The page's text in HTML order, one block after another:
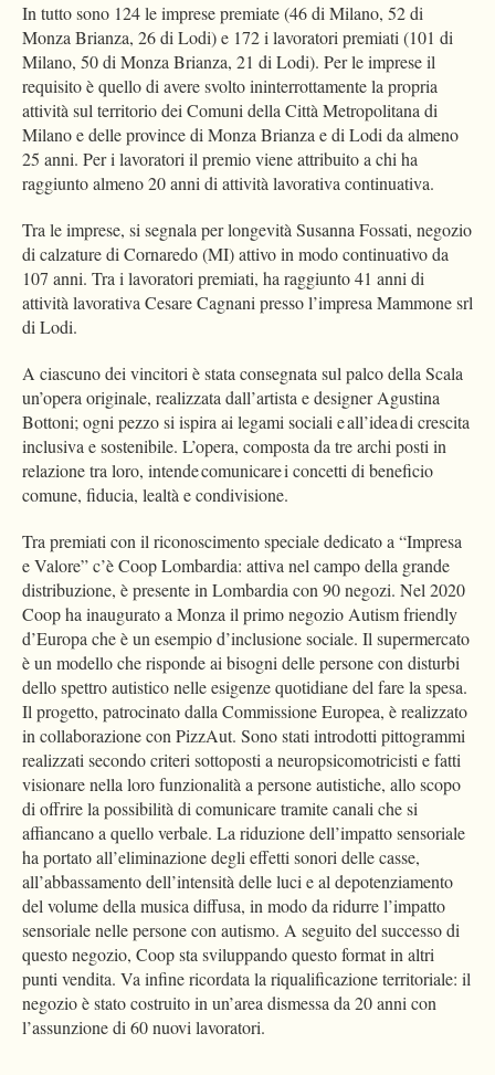
In tutto sono 124 le imprese premiate (46 di Milano, 52 di
Monza Brianza, 26 di Lodi) e 172 i lavoratori premiati (101 di
Milano, 50 di Monza Brianza, 21 di Lodi). Per le imprese il
requisito è quello di avere svolto ininterrottamente la propria
attività sul territorio dei Comuni della Città Metropolitana di
Milano e delle province di Monza Brianza e di Lodi da almeno
25 anni. Per i lavoratori il premio viene attribuito a chi ha
raggiunto almeno 20 anni di attività lavorativa continuativa.
Tra le imprese, si segnala per longevità Susanna Fossati, negozio
di calzature di Cornaredo (MI) attivo in modo continuativo da
107 anni. Tra i lavoratori premiati, ha raggiunto 41 anni di
attività lavorativa Cesare Cagnani presso l’impresa Mammone srl
di Lodi.
A ciascuno dei vincitori è stata consegnata sul palco della Scala
un’opera originale, realizzata dall’artista e designer Agustina
Bottoni; ogni pezzo si ispira ai legami sociali e all’idea di crescita
inclusiva e sostenibile. L’opera, composta da tre archi posti in
relazione tra loro, intende comunicare i concetti di beneficio
comune, fiducia, lealtà e condivisione.
Tra premiati con il riconoscimento speciale dedicato a “Impresa
e Valore” c’è Coop Lombardia: attiva nel campo della grande
distribuzione, è presente in Lombardia con 90 negozi. Nel 2020
Coop ha inaugurato a Monza il primo negozio Autism friendly
d’Europa che è un esempio d’inclusione sociale. Il supermercato
è un modello che risponde ai bisogni delle persone con disturbi
dello spettro autistico nelle esigenze quotidiane del fare la spesa.
Il progetto, patrocinato dalla Commissione Europea, è realizzato
in collaborazione con PizzAut. Sono stati introdotti pittogrammi
realizzati secondo criteri sottoposti a neuropsicomotricisti e fatti
visionare nella loro funzionalità a persone autistiche, allo scopo
di offrire la possibilità di comunicare tramite canali che si
affiancano a quello verbale. La riduzione dell’impatto sensoriale
ha portato all’eliminazione degli effetti sonori delle casse,
all’abbassamento dell’intensità delle luci e al depotenziamento
del volume della musica diffusa, in modo da ridurre l’impatto
sensoriale nelle persone con autismo. A seguito del successo di
questo negozio, Coop sta sviluppando questo format in altri
punti vendita. Va infine ricordata la riqualificazione territoriale: il
negozio è stato costruito in un’area dismessa da 20 anni con
l’assunzione di 60 nuovi lavoratori.